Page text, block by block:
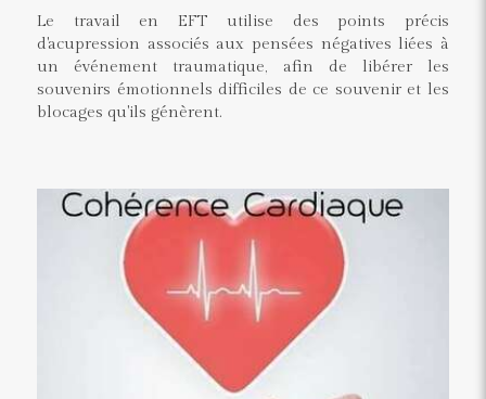
Le travail en EFT utilise des points précis
d'acupression associés aux pensées négatives liées à
un événement traumatique, afin de libérer les
souvenirs émotionnels difficiles de ce souvenir et les
blocages qu'ils génèrent.